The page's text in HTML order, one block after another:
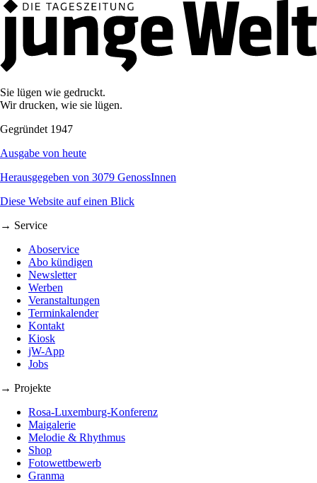
Sie lügen wie gedruckt.
Wir drucken, wie sie lügen.
Gegründet 1947
Ausgabe von heute
Herausgegeben von 3079 GenossInnen
Diese Website auf einen Blick
→ Service
Aboservice
Abo kündigen
Newsletter
Werben
Veranstaltungen
Terminkalender
Kontakt
Kiosk
jW-App
Jobs
→ Projekte
Rosa-Luxemburg-Konferenz
Maigalerie
Melodie & Rhythmus
Shop
Fotowettbewerb
Granma